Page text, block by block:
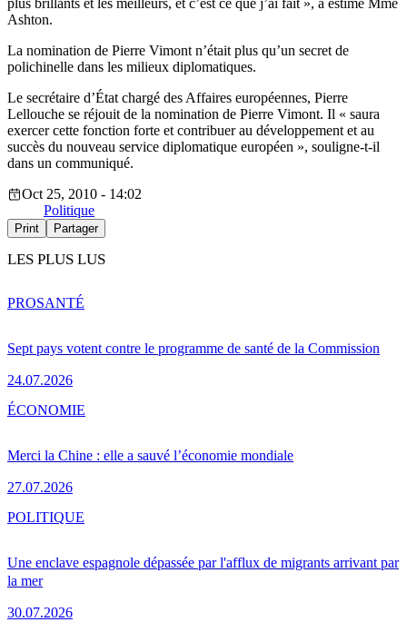
Ashton.
La nomination de Pierre Vimont n’était plus qu’un secret de
polichinelle dans les milieux diplomatiques.
Le secrétaire d’État chargé des Affaires européennes, Pierre
Lellouche se réjouit de la nomination de Pierre Vimont. Il « saura
exercer cette fonction forte et contribuer au développement et au
succès du nouveau service diplomatique européen », souligne-t-il
dans un communiqué.
Oct 25, 2010 - 14:02
Politique
Print Partager
LES PLUS LUS
Sept pays votent contre le programme de santé de la Commission
24.07.2026
PROSANTÉ
Merci la Chine : elle a sauvé l’économie mondiale
27.07.2026
ÉCONOMIE
Une enclave espagnole dépassée par l'afflux de migrants arrivant par
la mer
30.07.2026
POLITIQUE